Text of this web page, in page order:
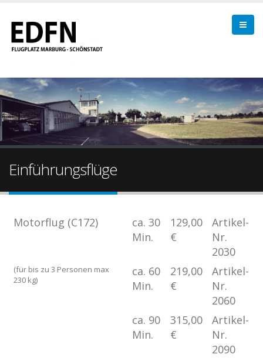
Einführungsflüge
Motorflug (C172)
ca. 30
Min.
129,00
€
Artikel-
Nr.
2030
(für bis zu 3 Personen max
230 kg)
ca. 60
Min.
219,00
€
Artikel-
Nr.
2060
ca. 90
Min.
315,00
€
Artikel-
Nr.
2090